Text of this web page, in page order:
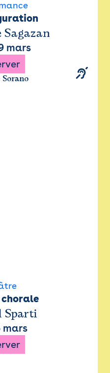
mars
Sorano
chorale
Sparti
mars